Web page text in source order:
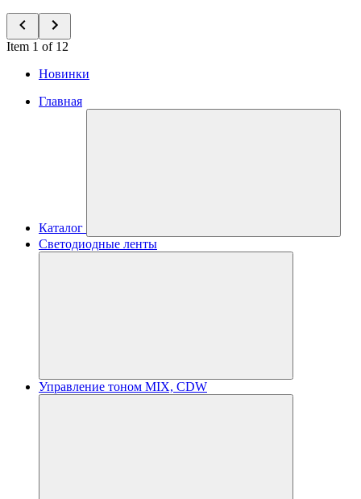
Item 1 of 12
Новинки
Главная
Каталог
Светодиодные ленты
Управление тоном MIX, CDW